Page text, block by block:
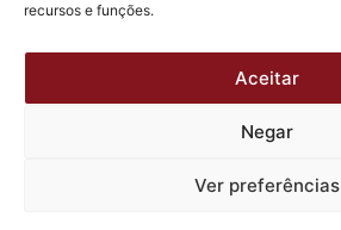
recursos e funções.
Aceitar
Negar
Ver preferências